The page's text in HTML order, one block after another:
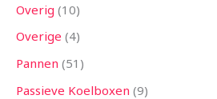
Overig 10
Overige 4
Pannen 51
Passieve Koelboxen 9